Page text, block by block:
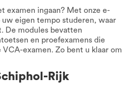
examen ingaan? Met onze e-
uw eigen tempo studeren, waar
De modules bevatten
en proefexamens die
examen. Zo bent u klaar om
Rijk